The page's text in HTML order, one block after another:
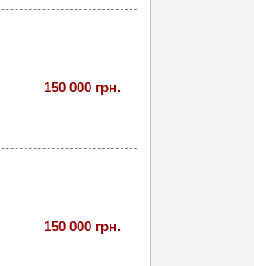
150 000 грн.
150 000 грн.